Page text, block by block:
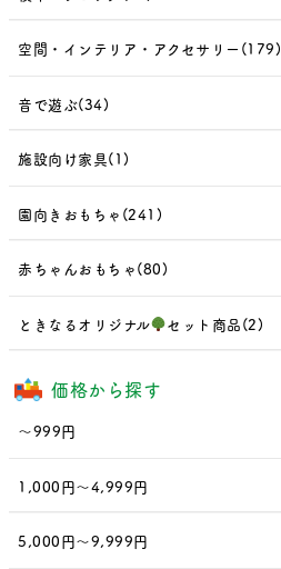
空間・インテリア・アクセサリー(179)
音で遊ぶ(34)
施設向け家具(1)
園向きおもちゃ(241)
赤ちゃんおもちゃ(80)
ときなるオリジナル セット商品(2)
価格から探す
～999円
1,000円～4,999円
5,000円～9,999円